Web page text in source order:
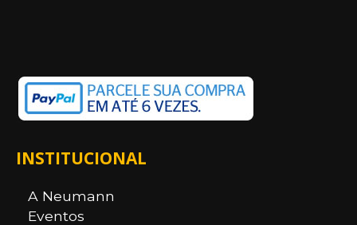
INSTITUCIONAL
A Neumann
Eventos